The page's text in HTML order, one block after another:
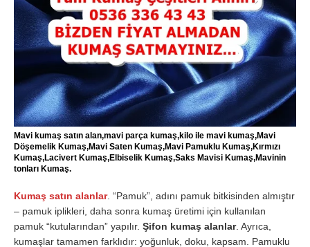
Mavi kumaş satın alan,mavi parça kumaş,kilo ile mavi kumaş,Mavi
Döşemelik Kumaş,Mavi Saten Kumaş,Mavi Pamuklu Kumaş,Kırmızı
Kumaş,Lacivert Kumaş,Elbiselik Kumaş,Saks Mavisi Kumaş,Mavinin
tonları Kumaş.
Kumaş satın alanlar. “Pamuk”, adını pamuk bitkisinden almıştır
– pamuk iplikleri, daha sonra kumaş üretimi için kullanılan
pamuk “kutularından” yapılır. Şifon kumaş alanlar. Ayrıca,
kumaşlar tamamen farklıdır: yoğunluk, doku, kapsam. Pamuklu